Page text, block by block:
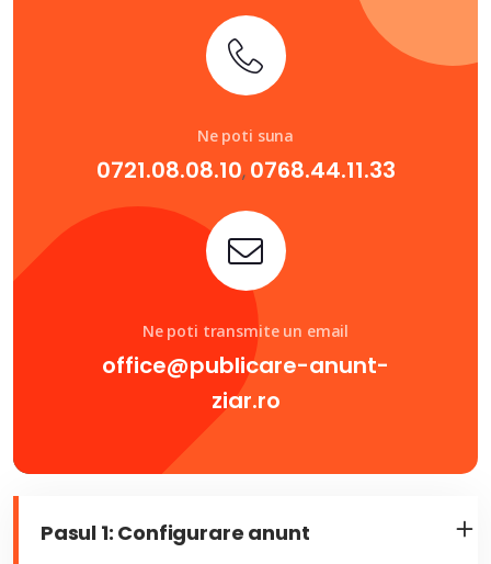
Ne poti suna
0721.08.08.10, 0768.44.11.33
Ne poti transmite un email
office@publicare-anunt-
ziar.ro
Pasul 1: Configurare anunt